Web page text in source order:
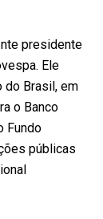
presidente
Ele
do Brasil, em
o Banco
Fundo
públicas